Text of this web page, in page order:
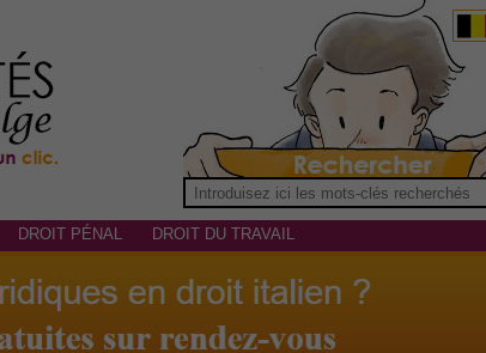
DROIT PÉNAL DROIT DU TRAVAIL